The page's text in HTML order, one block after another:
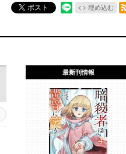
ポスト 埋め込む
最新刊情報